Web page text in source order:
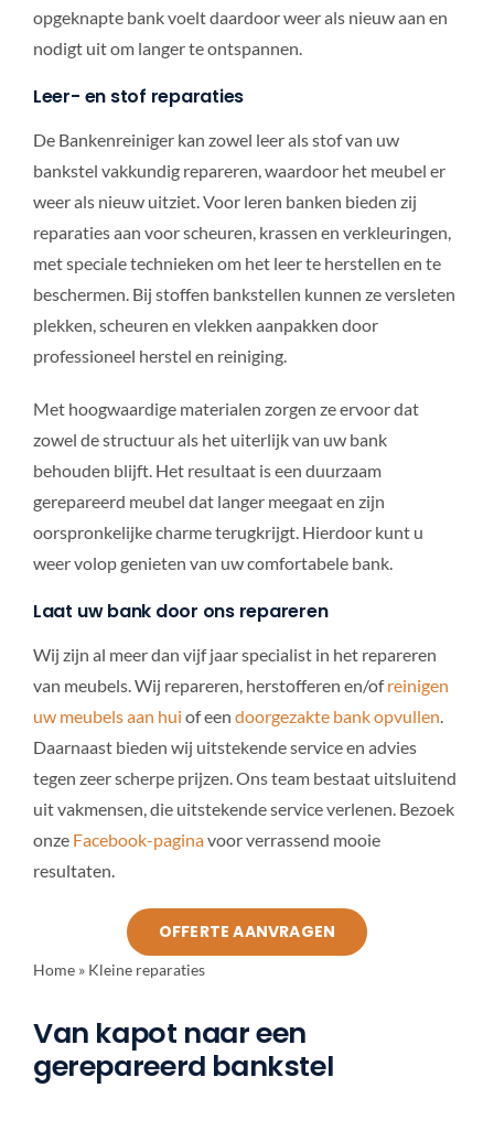
opgeknapte bank voelt daardoor weer als nieuw aan en
nodigt uit om langer te ontspannen.
Leer- en stof reparaties
De Bankenreiniger kan zowel leer als stof van uw
bankstel vakkundig repareren, waardoor het meubel er
weer als nieuw uitziet. Voor leren banken bieden zij
reparaties aan voor scheuren, krassen en verkleuringen,
met speciale technieken om het leer te herstellen en te
beschermen. Bij stoffen bankstellen kunnen ze versleten
plekken, scheuren en vlekken aanpakken door
professioneel herstel en reiniging.
Met hoogwaardige materialen zorgen ze ervoor dat
zowel de structuur als het uiterlijk van uw bank
behouden blijft. Het resultaat is een duurzaam
gerepareerd meubel dat langer meegaat en zijn
oorspronkelijke charme terugkrijgt. Hierdoor kunt u
weer volop genieten van uw comfortabele bank.
Laat uw bank door ons repareren
Wij zijn al meer dan vijf jaar specialist in het repareren
van meubels. Wij repareren, herstofferen en/ofreinigen
uw meubels aan hui of een doorgezakte bank opvullen
Daarnaast bieden wij uitstekende service en advies
tegen zeer scherpe prijzen. Ons team bestaat uitsluitend
uit vakmensen, die uitstekende service verlenen. Bezoek
onze Facebook-paginavoor verrassend mooie
resultaten.
OFFERTE AANVRAGEN
Home» Kleine reparaties
Van kapot naar een
gerepareerd bankstel